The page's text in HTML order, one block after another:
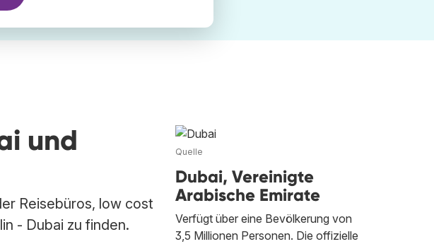
und
Reisebüros, low cost
- Dubai zu finden.
Quelle
Dubai, Vereinigte
Arabische Emirate
Verfügt über eine Bevölkerung von
3,5 Millionen Personen. Die offizielle